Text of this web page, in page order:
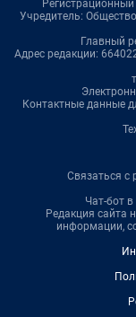
Учредитель:
Главный
Адрес редакции:
Контактные данные
Связаться с
Чат-бот в
Редакция сайта
информации,